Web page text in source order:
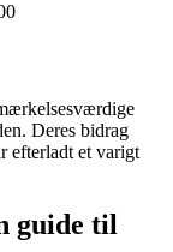
Deres bidrag
efterladt et varigt
guide til